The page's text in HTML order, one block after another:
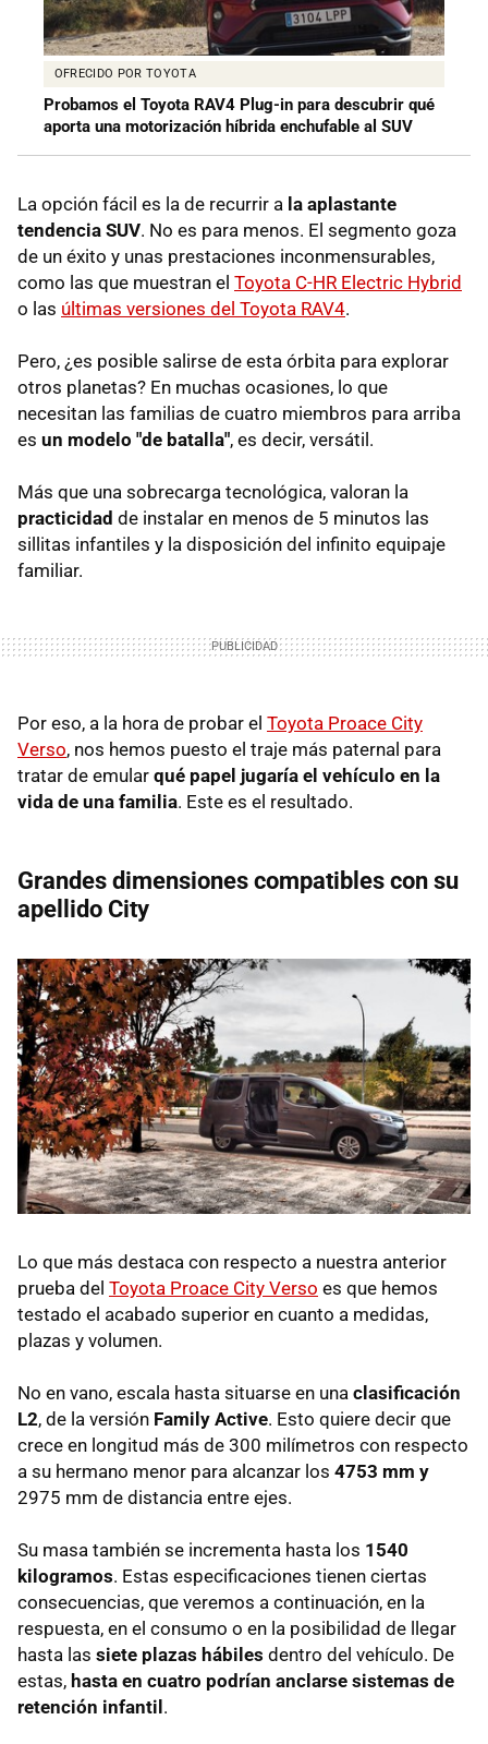
OFRECIDO POR TOYOTA
Probamos el Toyota RAV4 Plug-in para descubrir qué
aporta una motorización híbrida enchufable al SUV
La opción fácil es la de recurrir a la aplastante
tendencia SUV. No es para menos. El segmento goza
de un éxito y unas prestaciones inconmensurables,
como las que muestran el Toyota C-HR Electric Hybrid
o las últimas versiones del Toyota RAV4.
Pero, ¿es posible salirse de esta órbita para explorar
otros planetas? En muchas ocasiones, lo que
necesitan las familias de cuatro miembros para arriba
es un modelo "de batalla", es decir, versátil.
Más que una sobrecarga tecnológica, valoran la
practicidad de instalar en menos de 5 minutos las
sillitas infantiles y la disposición del infinito equipaje
familiar.
Por eso, a la hora de probar el Toyota Proace City
Verso, nos hemos puesto el traje más paternal para
tratar de emular qué papel jugaría el vehículo en la
vida de una familia. Este es el resultado.
Grandes dimensiones compatibles con su
apellido City
Lo que más destaca con respecto a nuestra anterior
prueba del Toyota Proace City Verso es que hemos
testado el acabado superior en cuanto a medidas,
plazas y volumen.
No en vano, escala hasta situarse en una clasificación
L2, de la versión Family Active. Esto quiere decir que
crece en longitud más de 300 milímetros con respecto
a su hermano menor para alcanzar los 4753 mm y
2975 mm de distancia entre ejes.
Su masa también se incrementa hasta los 1540
kilogramos. Estas especificaciones tienen ciertas
consecuencias, que veremos a continuación, en la
respuesta, en el consumo o en la posibilidad de llegar
hasta las siete plazas hábiles dentro del vehículo. De
estas, hasta en cuatro podrían anclarse sistemas de
retención infantil.